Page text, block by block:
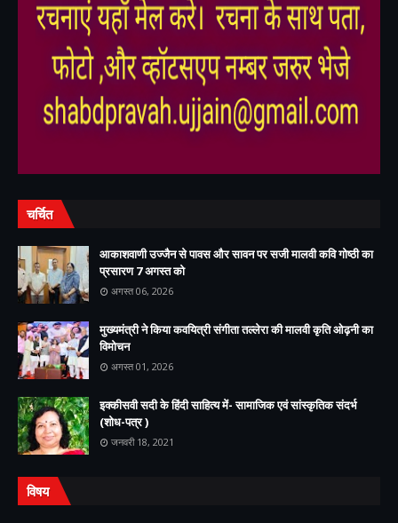
चर्चित
आकाशवाणी उज्जैन से पावस और सावन पर सजी मालवी कवि गोष्ठी का
प्रसारण 7 अगस्त को
अगस्त 06, 2026
मुख्यमंत्री ने किया कवयित्री संगीता तल्लेरा की मालवी कृति ओढ़नी का
विमोचन
अगस्त 01, 2026
इक्कीसवी सदी के हिंदी साहित्य में- सामाजिक एवं सांस्कृतिक संदर्भ
(शोध-पत्र )
जनवरी 18, 2021
विषय